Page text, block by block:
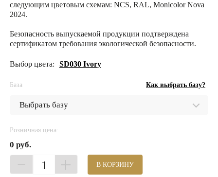
следующим цветовым схемам: NCS, RAL, Monicolor Nova
2024.
Безопасность выпускаемой продукции подтверждена
сертификатом требования экологической безопасности.
Выбор цвета: SD030 Ivory
База Как выбрать базу?
Розничная цена:
0 руб.
1 В КОРЗИНУ